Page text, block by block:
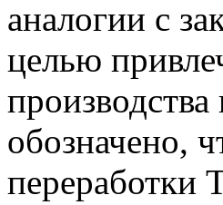
аналогии с
целью
обозначено,
переработки